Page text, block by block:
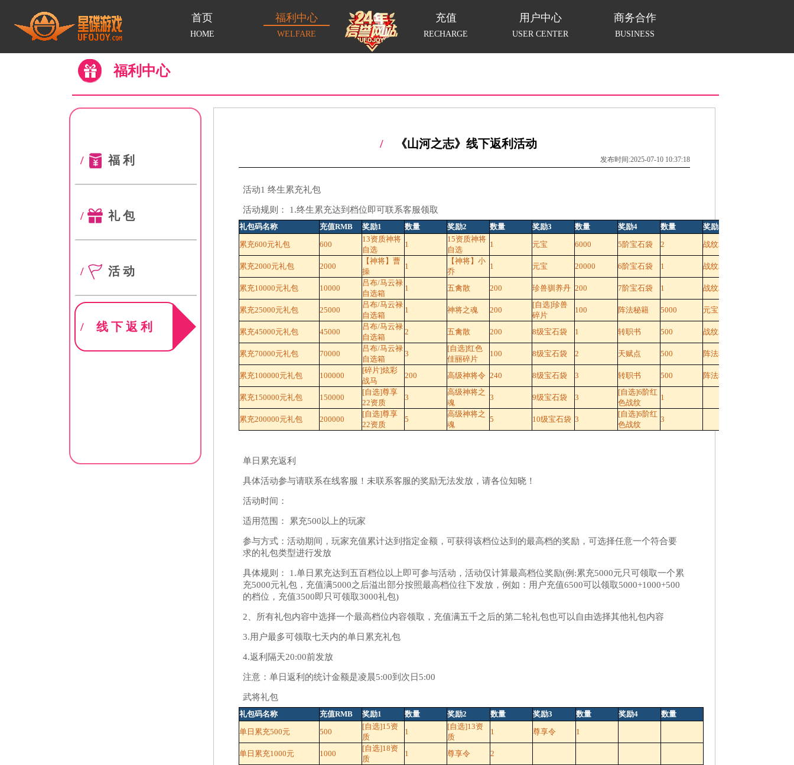
首页
HOME
福利中心
WELFARE
充值
RECHARGE
用户中心
USER CENTER
商务合作
BUSINESS
福利中心
福利
/
礼包
/
活动
/
线下返利
/
/ 《山河之志》线下返利活动
发布时间:2025-07-10 10:37:18
活动1 终生累充礼包
活动规则： 1.终生累充达到档位即可联系客服领取
礼包码名称 充值RMB 奖励1 数量 奖励2 数量 奖励3 数量 奖励4 数量 奖励5
累充600元礼包
600
13资质神将
自选
1
15资质神将
自选
1 元宝 6000 5阶宝石袋 2 战纹精华
累充2000元礼包 2000
【神将】曹
操
1
【神将】小
乔
1 元宝 20000 6阶宝石袋 1 战纹精华
累充10000元礼包 10000
吕布/马云禄
自选箱
1 五禽散 200 珍兽驯养丹 200 7阶宝石袋 1 战纹精华
累充25000元礼包 25000
吕布/马云禄
自选箱
1 神将之魂 200
[自选]珍兽
碎片
100 阵法秘籍 5000 元宝
累充45000元礼包 45000
吕布/马云禄
自选箱
2 五禽散 200 8级宝石袋 1 转职书 500 战纹精华
累充70000元礼包 70000
吕布/马云禄
自选箱
3
[自选]红色
佳丽碎片
100 8级宝石袋 2 天赋点 500 阵法秘籍
累充100000元礼包 100000
[碎片]炫彩
战马
200 高级神将令 240 8级宝石袋 3 转职书 500 阵法秘籍
累充150000元礼包 150000
[自选]尊享
22资质
3
高级神将之
魂
3 9级宝石袋 3
[自选]6阶红
色战纹
1
累充200000元礼包 200000
[自选]尊享
22资质
5
高级神将之
魂
5 10级宝石袋 3
[自选]6阶红
色战纹
3
单日累充返利
具体活动参与请联系在线客服！未联系客服的奖励无法发放，请各位知晓！
活动时间：
适用范围： 累充500以上的玩家
参与方式：活动期间，玩家充值累计达到指定金额，可获得该档位达到的最高档的奖励，可选择任意一个符合要
求的礼包类型进行发放
具体规则： 1.单日累充达到五百档位以上即可参与活动，活动仅计算最高档位奖励(例:累充5000元只可领取一个累
充5000元礼包，充值满5000之后溢出部分按照最高档位往下发放，例如：用户充值6500可以领取5000+1000+500
的档位，充值3500即只可领取3000礼包)
2、所有礼包内容中选择一个最高档位内容领取，充值满五千之后的第二轮礼包也可以自由选择其他礼包内容
3.用户最多可领取七天内的单日累充礼包
4.返利隔天20:00前发放
注意：单日返利的统计金额是凌晨5:00到次日5:00
武将礼包
礼包码名称 充值RMB 奖励1 数量 奖励2 数量 奖励3 数量 奖励4
数量
单日累充500元
500
[自选]15资
质
1
[自选]13资
质
1 尊享令 1
单日累充1000元 1000
[自选]18资
质
1 尊享令 2